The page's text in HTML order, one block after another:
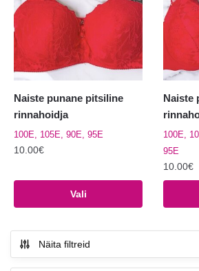
teha
tootelehel.
saab
teha
Naiste punane pitsiline
rinnahoidja
100E, 105E, 90E, 95E
10.00€
Vali
on
varianti.
Valikuid
Naiste
100E,
95E
10.00€
tootel
varianti.
Näita filtreid